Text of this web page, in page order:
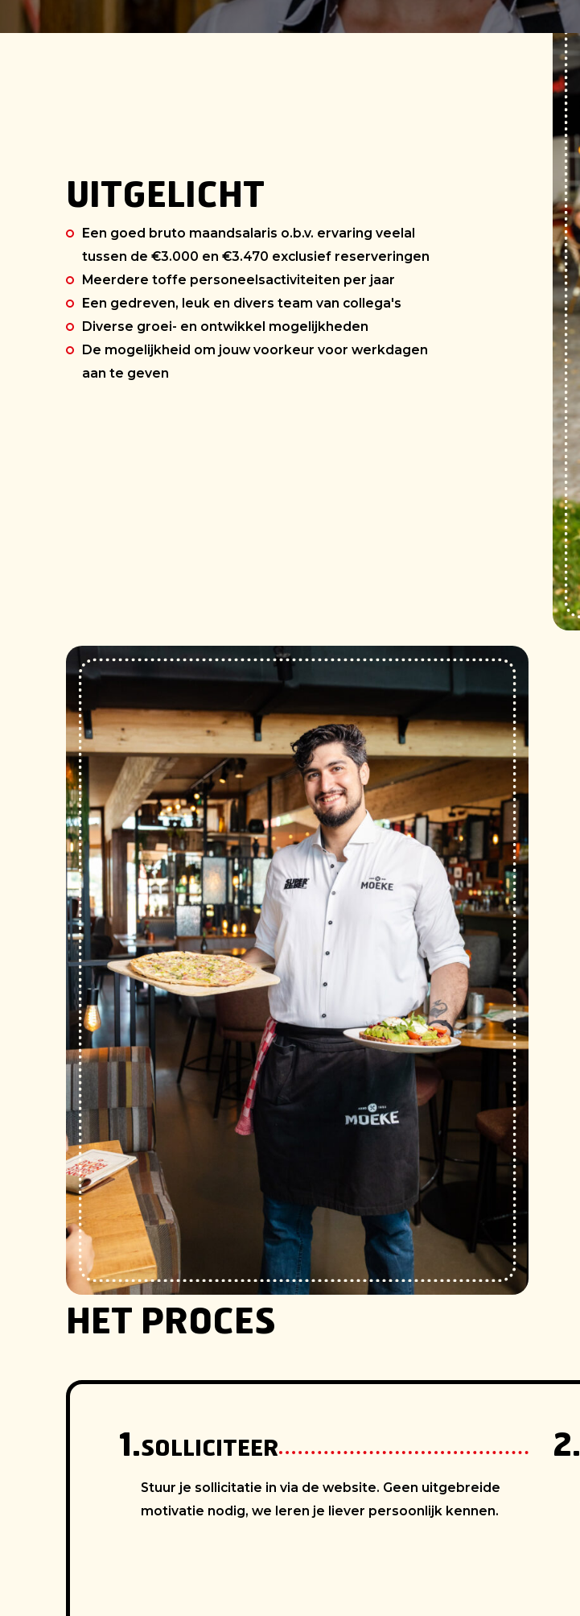
UITGELICHT
Een goed bruto maandsalaris o.b.v. ervaring veelal
tussen de €3.000 en €3.470 exclusief reserveringen
Meerdere toffe personeelsactiviteiten per jaar
Een gedreven, leuk en divers team van collega's
Diverse groei- en ontwikkel mogelijkheden
De mogelijkheid om jouw voorkeur voor werkdagen
aan te geven
HET PROCES
1.SOLLICITEER
Stuur je sollicitatie in via de website. Geen uitgebreide
motivatie nodig, we leren je liever persoonlijk kennen.
2.